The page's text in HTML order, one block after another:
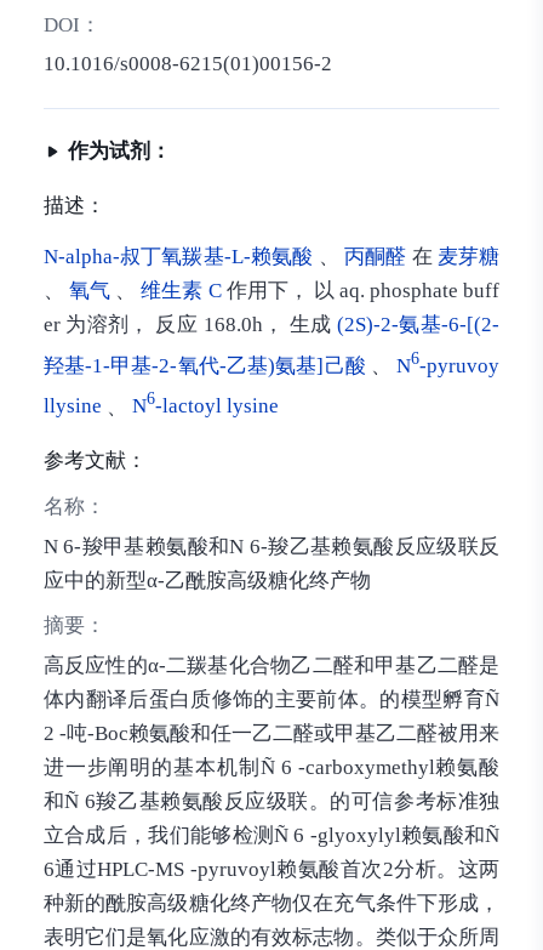
DOI：
10.1016/s0008-6215(01)00156-2
作为试剂：
描述：
N-alpha-叔丁氧羰基-L-赖氨酸 、 丙酮醛 在 麦芽糖
、 氧气 、维生素 C作用下， 以 aq. phosphate buff
er 为溶剂， 反应 168.0h， 生成 (2S)-2-氨基-6-[(2-
羟基-1-甲基-2-氧代-乙基)氨基]己酸 、N6-pyruvoy
llysine 、 N6-lactoyl lysine
参考文献：
名称：
N 6-羧甲基赖氨酸和N 6-羧乙基赖氨酸反应级联反
应中的新型α-乙酰胺高级糖化终产物
摘要：
高反应性的α-二羰基化合物乙二醛和甲基乙二醛是
体内翻译后蛋白质修饰的主要前体。的模型孵育Ñ
2 -吨-Boc赖氨酸和任一乙二醛或甲基乙二醛被用来
进一步阐明的基本机制Ñ 6 -carboxymethyl赖氨酸
和Ñ 6羧乙基赖氨酸反应级联。的可信参考标准独
立合成后，我们能够检测Ñ 6 -glyoxylyl赖氨酸和Ñ
6通过HPLC-MS -pyruvoyl赖氨酸首次2分析。这两
种新的酰胺高级糖化终产物仅在充气条件下形成，
表明它们是氧化应激的有效标志物。类似于众所周